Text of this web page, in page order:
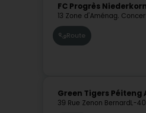
FC Progrès
13 Zone d'Aménag.
Route
Green Tigers Péiteng
39 Rue Zenon BernardL-